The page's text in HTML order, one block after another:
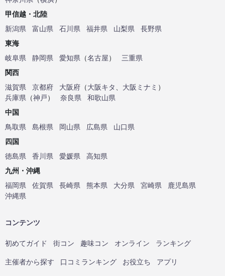
甲信越・北陸
新潟県
富山県 石川県 福井県 山梨県
長野県
東海
岐阜県
静岡県 愛知県 （名古屋）
三重県
関西
滋賀県
京都府 大阪府 （大阪キタ 大阪ミナミ ）
兵庫県 （神戸） 奈良県
和歌山県
中国
鳥取県
島根県 岡山県 広島県
山口県
四国
徳島県
香川県 愛媛県
高知県
九州・沖縄
福岡県
佐賀県 長崎県 熊本県 大分県 宮崎県
鹿児島県
沖縄県
コンテンツ
初めてガイド 街コン 趣味コン オンライン ランキング
主催者から探す 口コミランキング お役立ち アプリ